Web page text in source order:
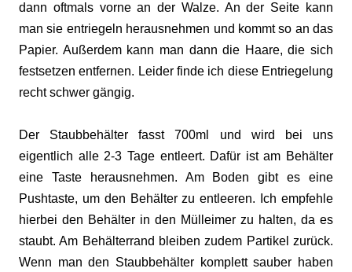
dann oftmals vorne an der Walze. An der Seite kann
man sie entriegeln herausnehmen und kommt so an das
Papier. Außerdem kann man dann die Haare, die sich
festsetzen entfernen. Leider finde ich diese Entriegelung
recht schwer gängig.
Der Staubbehälter fasst 700ml und wird bei uns
eigentlich alle 2-3 Tage entleert. Dafür ist am Behälter
eine Taste herausnehmen. Am Boden gibt es eine
Pushtaste, um den Behälter zu entleeren. Ich empfehle
hierbei den Behälter in den Mülleimer zu halten, da es
staubt. Am Behälterrand bleiben zudem Partikel zurück.
Wenn man den Staubbehälter komplett sauber haben